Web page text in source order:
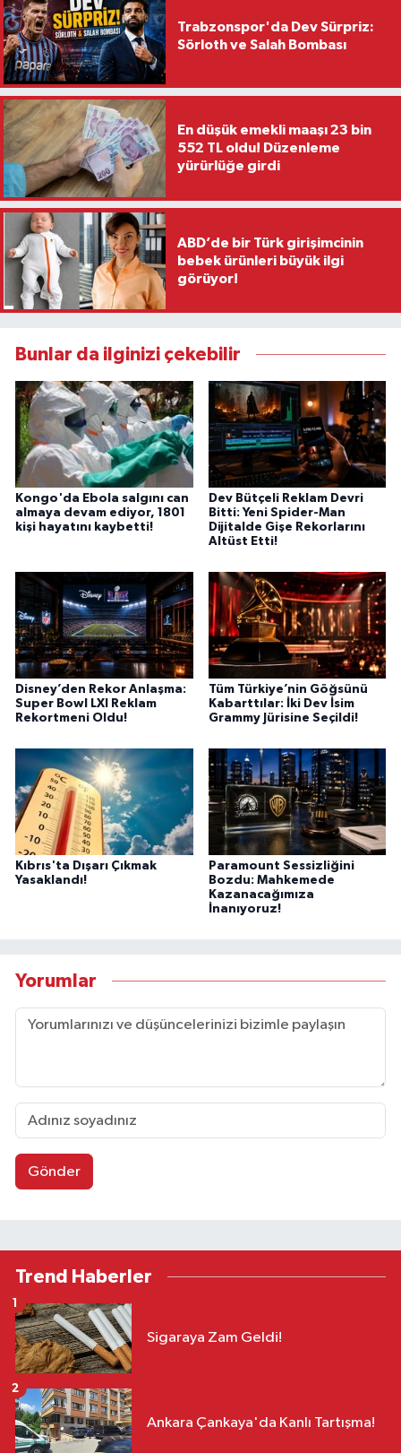
Trabzonspor'da Dev Sürpriz:
Sörloth ve Salah Bombası
En düşük emekli maaşı 23 bin
552 TL oldu! Düzenleme
yürürlüğe girdi
ABD’de bir Türk girişimcinin
bebek ürünleri büyük ilgi
görüyor!
Bunlar da ilginizi çekebilir
Kongo'da Ebola salgını can
almaya devam ediyor, 1801
kişi hayatını kaybetti!
Dev Bütçeli Reklam Devri
Bitti: Yeni Spider-Man
Dijitalde Gişe Rekorlarını
Altüst Etti!
Disney’den Rekor Anlaşma:
Super Bowl LXI Reklam
Rekortmeni Oldu!
Tüm Türkiye’nin Göğsünü
Kabarttılar: İki Dev İsim
Grammy Jürisine Seçildi!
Kıbrıs'ta Dışarı Çıkmak
Yasaklandı!
Paramount Sessizliğini
Bozdu: Mahkemede
Kazanacağımıza
İnanıyoruz!
Yorumlar
Gönder
Trend Haberler
Sigaraya Zam Geldi!
1
Ankara Çankaya'da Kanlı Tartışma!
2